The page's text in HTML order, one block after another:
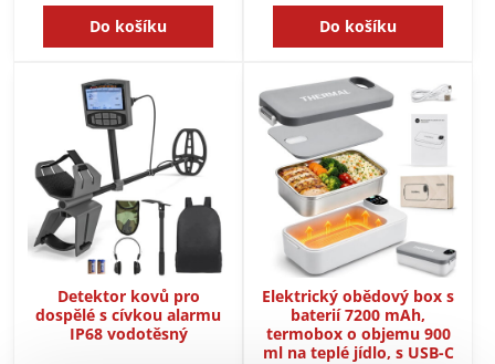
Do košíku Do košíku
Detektor kovů pro
dospělé s cívkou alarmu
IP68 vodotěsný
Elektrický obědový box s
baterií 7200 mAh,
termobox o objemu 900
ml na teplé jídlo, s USB-C